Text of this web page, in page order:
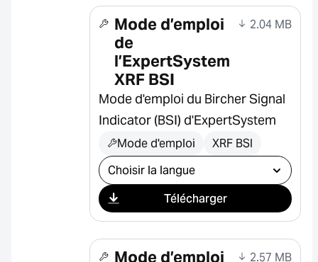
Mode d’emploi
de
l’ExpertSystem
XRF BSI
2.04 MB
Mode d'emploi du Bircher Signal
Indicator (BSI) d'ExpertSystem
Mode d'emploi XRF BSI
Sélectionner le téléchargement
Télécharger
Mode d’emploi
2.57 MB